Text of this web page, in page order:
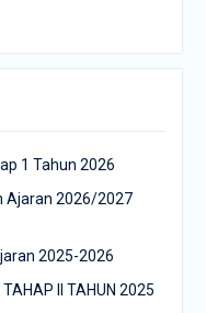
1 Tahun 2026
Ajaran 2026/2027
2025-2026
TAHAP II TAHUN 2025